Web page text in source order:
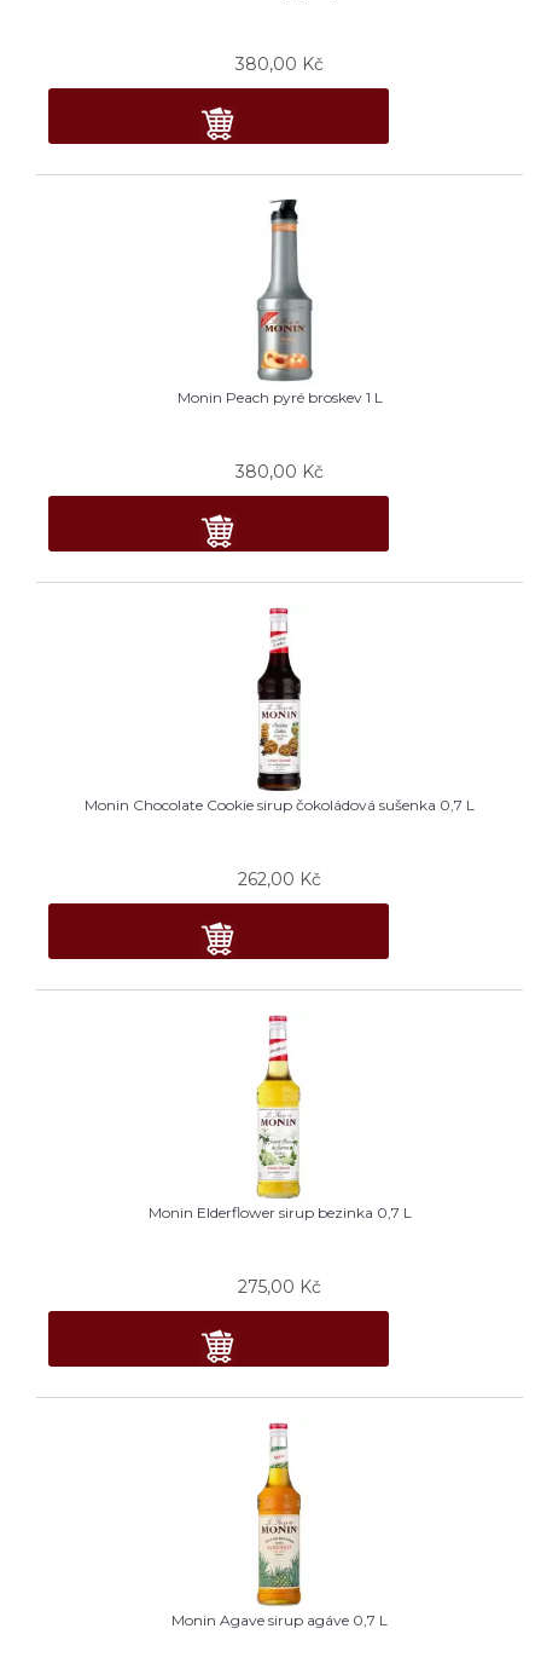
380,00 Kč
Monin Peach pyré broskev 1 L
380,00 Kč
Monin Chocolate Cookie sirup čokoládová sušenka 0,7 L
262,00 Kč
Monin Elderflower sirup bezinka 0,7 L
275,00 Kč
Monin Agave sirup agáve 0,7 L